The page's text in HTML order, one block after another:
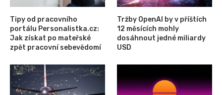
Tipy od pracovního
portálu Personalistka.cz:
Jak získat po mateřské
zpět pracovní sebevědomí
Tržby OpenAI by v příštích
12 měsících mohly
dosáhnout jedné miliardy
USD